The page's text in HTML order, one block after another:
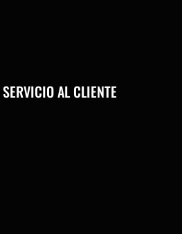
AL CLIENTE